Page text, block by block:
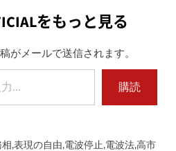
をもっと見る
がメールで送信されます。
購読
,表現の自由,電波停止 ,電波法,高市